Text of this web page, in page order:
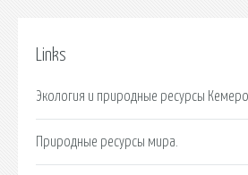
Links
Экология и природные ресурсы
Природные ресурсы мира.